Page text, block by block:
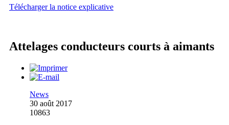
Télécharger la notice explicative
Attelages conducteurs courts à aimants
News
30 août 2017
10863